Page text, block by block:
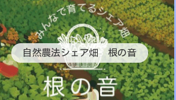
自然農法シェア畑 根の音